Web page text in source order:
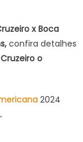
VIVO
HOJE
x Boca
confira detalhes
o
2024